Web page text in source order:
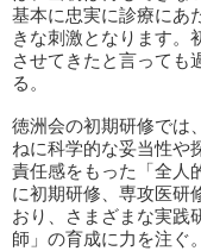
基本に忠実に診療にあ
きな刺激となります。
させてきたと言っても
る。
徳洲会の初期研修では
ねに科学的な妥当性や
責任感をもった「全人
に初期研修、専攻医研
おり、さまざまな実践
師」の育成に力を注ぐ